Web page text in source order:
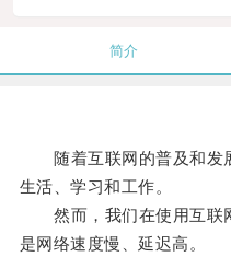
简介
随着互联网的普及和发
生活、学习和工作。
然而，我们在使用互联
是网络速度慢、延迟高。